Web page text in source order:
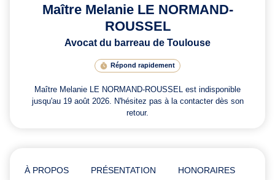
Maître Melanie LE NORMAND-
ROUSSEL
Avocat du barreau de Toulouse
Répond rapidement
Maître Melanie LE NORMAND-ROUSSEL est indisponible
jusqu'au 19 août 2026. N'hésitez pas à la contacter dès son
retour.
À PROPOS PRÉSENTATION HONORAIRES